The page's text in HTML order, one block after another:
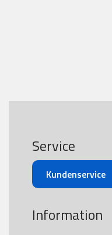
Service
Kundenservice
Information